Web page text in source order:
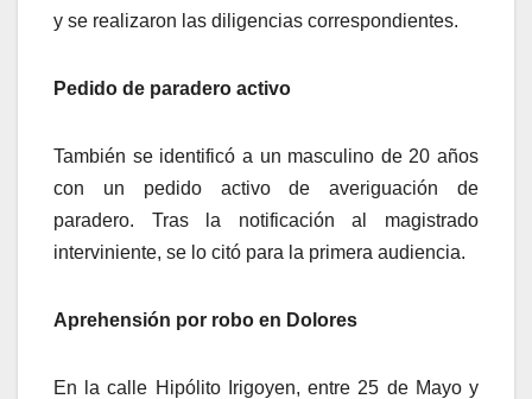
y se realizaron las diligencias correspondientes.
Pedido de paradero activo
También se identificó a un masculino de 20 años
con un pedido activo de averiguación de
paradero. Tras la notificación al magistrado
interviniente, se lo citó para la primera audiencia.
Aprehensión por robo en Dolores
En la calle Hipólito Irigoyen, entre 25 de Mayo y